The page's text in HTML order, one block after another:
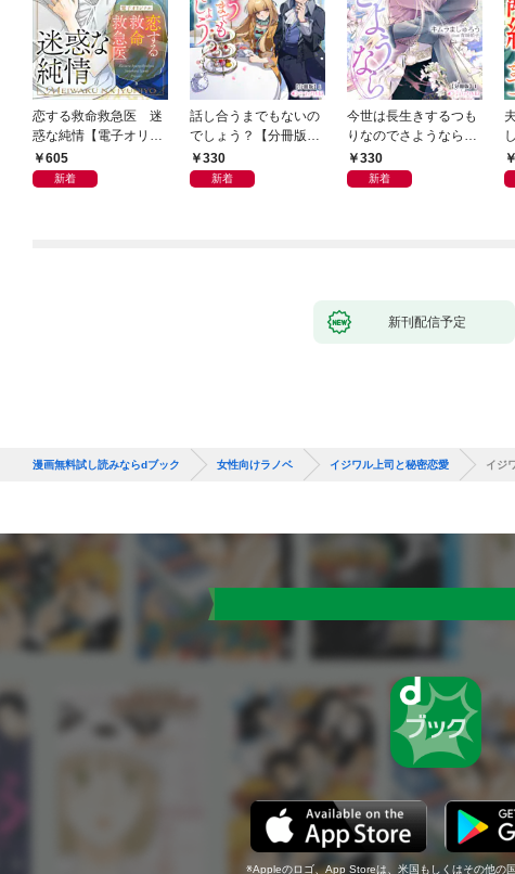
恋する救命救急医 迷
惑な純情【電子オリジ
ナル】
605
新着
話し合うまでもないの
でしょう？【分冊版】
1 330
新着
今世は長生きするつも
りなのでさようなら
【分冊版】1
330
新着
新刊配信予定
漫画無料試し読みならdブック 女性向けラノベ イジワル上司と秘密恋愛 イジ
Appleのロゴ、App Storeは、米国もしくはその他の